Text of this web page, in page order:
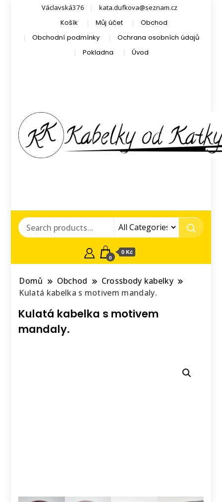
Václavská376 kata.dufkova@seznam.cz
Košík Můj účet
Obchod
Obchodní podmínky
Ochrana osobních údajů
Pokladna
Úvod
0
0 Kč
Domů Obchod
Crossbody kabelky
Kulatá kabelka s motivem mandaly.
Kulatá kabelka s motivem
mandaly.